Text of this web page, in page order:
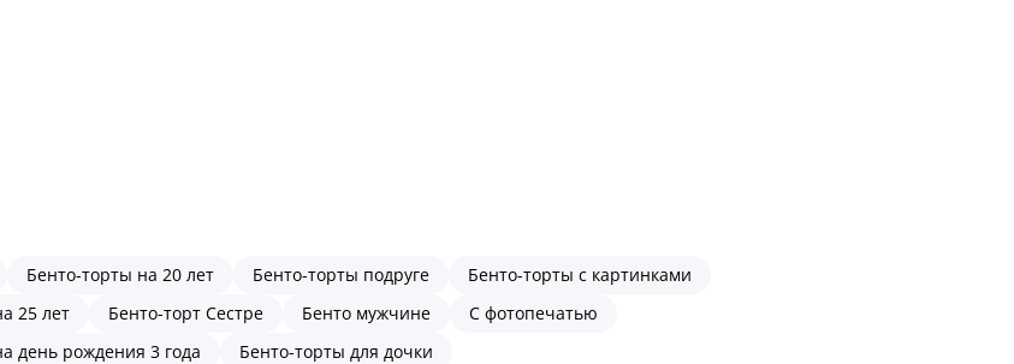
Бенто-торты на 20 лет Бенто-торты подруге
Бенто-торты с картинками
25 лет
Бенто-торт Сестре Бенто мужчине
С фотопечатью
день рождения 3 года
Бенто-торты для дочки